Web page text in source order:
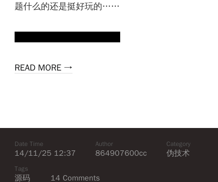
题什么的还是挺好玩的……
READ MORE →
Date Time
14/11/25 12:37
Author
864907600cc
Category
伪技术
Tags
源码 14 Comments